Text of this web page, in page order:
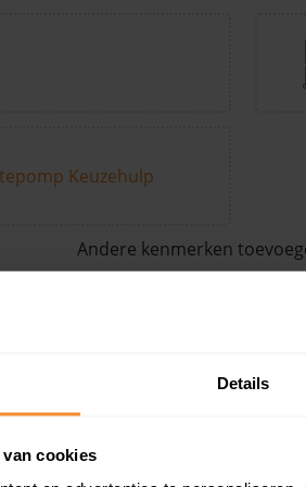
Details
cookies
Keuzehulp
Andere kenmerken
de buurt